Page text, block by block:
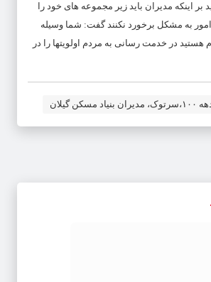
بر اینکه مدیران باید زیر مجموعه های خود را
امور به مشکل برخورد نکنند گفت: شما وسیله
در خدمت رسانی به مردم اولویتها را در
گیلان